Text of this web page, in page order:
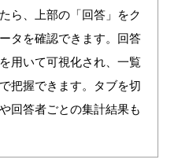
ら、上部の「回答」をク
タを確認できます。回答
用いて可視化され、一覧
把握できます。タブを切
回答者ごとの集計結果も